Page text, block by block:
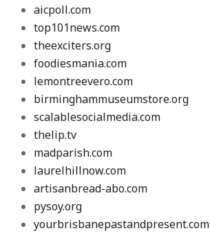
aicpoll.com
top101news.com
theexciters.org
foodiesmania.com
lemontreevero.com
birminghammuseumstore.org
scalablesocialmedia.com
thelip.tv
madparish.com
laurelhillnow.com
artisanbread-abo.com
pysoy.org
yourbrisbanepastandpresent.com